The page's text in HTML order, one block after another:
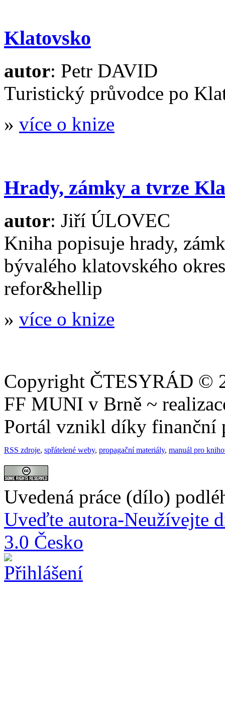
Klatovsko
autor: Petr DAVID
Turistický průvodce po
» více o knize
Hrady, zámky a tvrze
autor: Jiří ÚLOVEC
Kniha popisuje hrady,
bývalého klatovského
refor&hellip
» více o knize
Copyright ČTESYRÁD ©
FF MUNI v Brně ~
Portál vznikl díky finanční
RSS zdroje, spřátelené weby, propagační materiály, manuál pro
Uvedená práce (dílo)
Uveďte autora-Neužívejte
3.0 Česko